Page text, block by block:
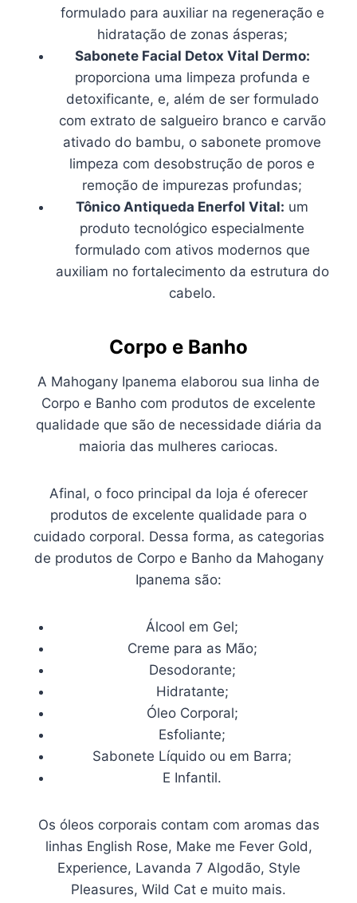
formulado para auxiliar na regeneração e
hidratação de zonas ásperas;
Sabonete Facial Detox Vital Dermo:
proporciona uma limpeza profunda e
detoxificante, e, além de ser formulado
com extrato de salgueiro branco e carvão
ativado do bambu, o sabonete promove
limpeza com desobstrução de poros e
remoção de impurezas profundas;
Tônico Antiqueda Enerfol Vital: um
produto tecnológico especialmente
formulado com ativos modernos que
auxiliam no fortalecimento da estrutura do
cabelo.
Corpo e Banho
A Mahogany Ipanema elaborou sua linha de
Corpo e Banho com produtos de excelente
qualidade que são de necessidade diária da
maioria das mulheres cariocas.
Afinal, o foco principal da loja é oferecer
produtos de excelente qualidade para o
cuidado corporal. Dessa forma, as categorias
de produtos de Corpo e Banho da Mahogany
Ipanema são:
Álcool em Gel;
Creme para as Mão;
Desodorante;
Hidratante;
Óleo Corporal;
Esfoliante;
Sabonete Líquido ou em Barra;
E Infantil.
Os óleos corporais contam com aromas das
linhas English Rose, Make me Fever Gold,
Experience, Lavanda 7 Algodão, Style
Pleasures, Wild Cat e muito mais.